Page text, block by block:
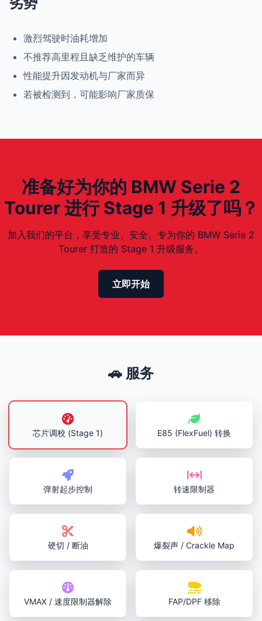
激烈驾驶时油耗增加
不推荐高里程且缺乏维护的车辆
性能提升因发动机与厂家而异
若被检测到，可能影响厂家质保
准备好为你的 BMW Serie 2
Tourer 进行 Stage 1 升级了吗？
加入我们的平台，享受专业、安全、专为你的 BMW Serie 2
Tourer 打造的 Stage 1 升级服务。
立即开始
🚗 服务
芯片调校 (Stage 1) E85 (FlexFuel) 转换
弹射起步控制 转速限制器
硬切 / 断油 爆裂声 / Crackle Map
VMAX / 速度限制器解除 FAP/DPF 移除